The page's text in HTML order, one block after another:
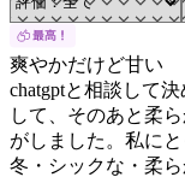
爽やかだけど甘い
chatgptと相談して
して、そのあと柔
がしました。私に
冬・シックな・柔